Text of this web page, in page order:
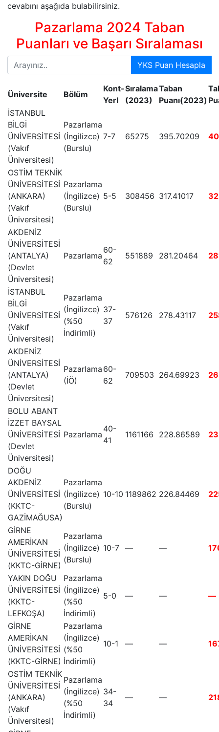
cevabını aşağıda bulabilirsiniz.
Pazarlama 2024 Taban
Puanları ve Başarı Sıralaması
YKS Puan Hesapla
Üniversite Bölüm
Kont-
Yerl
Sıralama
(2023)
Taban
Puanı(2023)
İSTANBUL
BİLGİ
ÜNİVERSİTESİ
(Vakıf
Üniversitesi)
Pazarlama
(İngilizce)
(Burslu)
7-7 65275 395.70209
OSTİM TEKNİK
ÜNİVERSİTESİ
(ANKARA)
(Vakıf
Üniversitesi)
Pazarlama
(İngilizce)
(Burslu)
5-5 308456 317.41017
AKDENİZ
ÜNİVERSİTESİ
(ANTALYA)
(Devlet
Üniversitesi)
Pazarlama
60-
62
551889 281.20464
İSTANBUL
BİLGİ
ÜNİVERSİTESİ
(Vakıf
Üniversitesi)
Pazarlama
(İngilizce)
(%50
İndirimli)
37-
37
576126 278.43117
AKDENİZ
ÜNİVERSİTESİ
(ANTALYA)
(Devlet
Üniversitesi)
Pazarlama
(İÖ)
60-
62
709503 264.69923
BOLU ABANT
İZZET BAYSAL
ÜNİVERSİTESİ
(Devlet
Üniversitesi)
Pazarlama
40-
41
1161166 228.86589
DOĞU
AKDENİZ
ÜNİVERSİTESİ
(KKTC-
GAZİMAĞUSA)
Pazarlama
(İngilizce)
(Burslu)
10-10 1189862 226.84469
GİRNE
AMERİKAN
ÜNİVERSİTESİ
(KKTC-GİRNE)
Pazarlama
(İngilizce)
(Burslu)
10-7 — —
YAKIN DOĞU
ÜNİVERSİTESİ
(KKTC-
LEFKOŞA)
Pazarlama
(İngilizce)
(%50
İndirimli)
5-0 — — —
GİRNE
AMERİKAN
ÜNİVERSİTESİ
(KKTC-GİRNE)
Pazarlama
(İngilizce)
(%50
İndirimli)
10-1 — —
OSTİM TEKNİK
ÜNİVERSİTESİ
(ANKARA)
(Vakıf
Üniversitesi)
Pazarlama
(İngilizce)
(%50
İndirimli)
34-
34
— —